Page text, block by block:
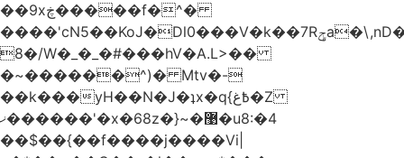
��9xڿ�����f�^�
����'cN5��KoJ�Dl0���V�k��7Rݯa�\,nD�ɌI��'���0~�5qB
8�/W�_�_�#���hV�A.L>��
�~������^)� Mtv�-
��k���yH��N�J�ʇx�q{߿غ�Z
ޚ������'�x�68z�}~�޹�u8:�4
��$��{��f����j����Vi|